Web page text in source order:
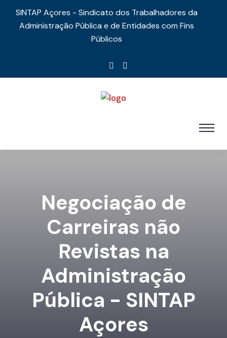
SINTAP Açores - Sindicato dos Trabalhadores da
Administração Pública e de Entidades com Fins
Públicos
Negociação de
Carreiras não
Revistas na
Administração
Pública - SINTAP
Açores